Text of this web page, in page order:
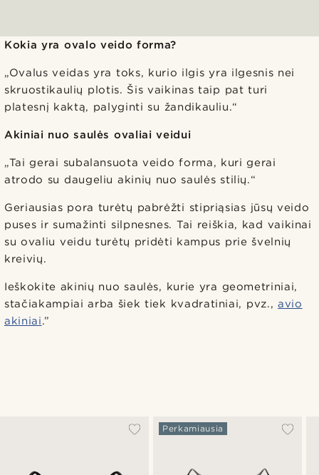
Kokia yra ovalo veido forma?
„Ovalus veidas yra toks, kurio ilgis yra ilgesnis nei
skruostikaulių plotis. Šis vaikinas taip pat turi
platesnį kaktą, palyginti su žandikauliu.“
Akiniai nuo saulės ovaliai veidui
„Tai gerai subalansuota veido forma, kuri gerai
atrodo su daugeliu akinių nuo saulės stilių.“
Geriausias pora turėtų pabrėžti stipriąsias jūsų veido
puses ir sumažinti silpnesnes. Tai reiškia, kad vaikinai
su ovaliu veidu turėtų pridėti kampus prie švelnių
kreivių.
Ieškokite akinių nuo saulės, kurie yra geometriniai,
stačiakampiai arba šiek tiek kvadratiniai, pvz.,avio
akiniai.”
Perkamiausia